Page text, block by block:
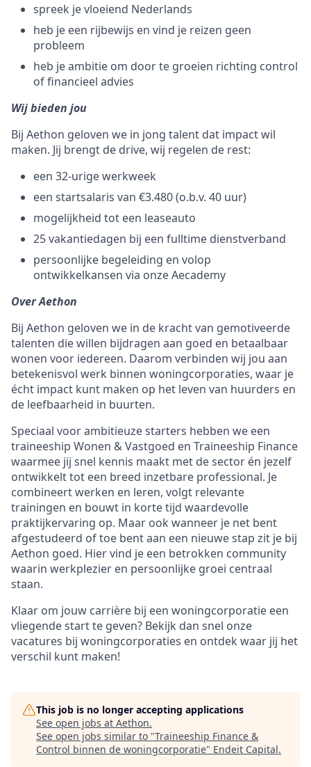
spreek je vloeiend Nederlands
heb je een rijbewijs en vind je reizen geen
probleem
heb je ambitie om door te groeien richting control
of financieel advies
Wij bieden jou
Bij Aethon geloven we in jong talent dat impact wil
maken. Jij brengt de drive, wij regelen de rest:
een 32-urige werkweek
een startsalaris van €3.480 (o.b.v. 40 uur)
mogelijkheid tot een leaseauto
25 vakantiedagen bij een fulltime dienstverband
persoonlijke begeleiding en volop
ontwikkelkansen via onze Aecademy
Over Aethon
Bij Aethon geloven we in de kracht van gemotiveerde
talenten die willen bijdragen aan goed en betaalbaar
wonen voor iedereen. Daarom verbinden wij jou aan
betekenisvol werk binnen woningcorporaties, waar je
écht impact kunt maken op het leven van huurders en
de leefbaarheid in buurten.
Speciaal voor ambitieuze starters hebben we een
traineeship Wonen & Vastgoed en Traineeship Finance
waarmee jij snel kennis maakt met de sector én jezelf
ontwikkelt tot een breed inzetbare professional. Je
combineert werken en leren, volgt relevante
trainingen en bouwt in korte tijd waardevolle
praktijkervaring op. Maar ook wanneer je net bent
afgestudeerd of toe bent aan een nieuwe stap zit je bij
Aethon goed. Hier vind je een betrokken community
waarin werkplezier en persoonlijke groei centraal
staan.
Klaar om jouw carrière bij een woningcorporatie een
vliegende start te geven? Bekijk dan snel onze
vacatures bij woningcorporaties en ontdek waar jij het
verschil kunt maken!
This job is no longer accepting applications
See open jobs at Aethon.
See open jobs similar to "Traineeship Finance &
Control binnen de woningcorporatie" Endeit Capital.